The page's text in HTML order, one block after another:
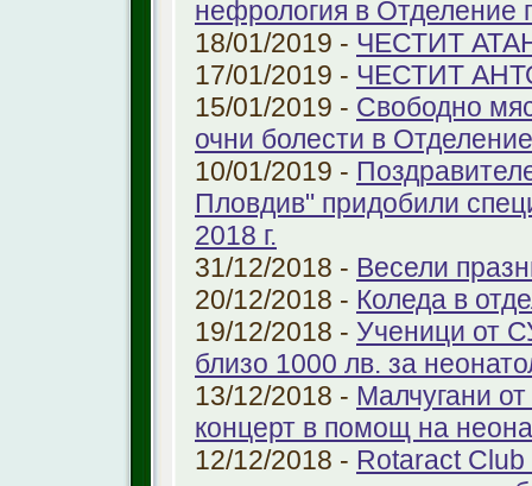
нефрология в Отделение
18/01/2019 - ЧЕСТИТ
17/01/2019 - ЧЕСТИТ
15/01/2019 - Свободно
очни болести в
10/01/2019 -
Пловдив" придобили
2018 г.
31/12/2018 - Весели
20/12/2018 - Коледа в
19/12/2018 - Ученици от
близо 1000 лв. за
13/12/2018 - Малчугани
концерт в помощ на
12/12/2018 - Rotaract Club